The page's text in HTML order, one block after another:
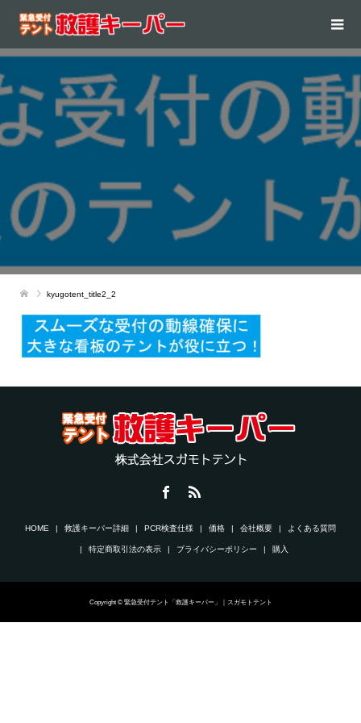
kyugotent_title2_2
HOME 救護キーパー詳細 PCR検査仕様 価格 会社概要 よくある質問
特定商取引法の表示 プライバシーポリシー 購入
Copyright © 緊急受付テント「救護キーパー」｜スガモトテント